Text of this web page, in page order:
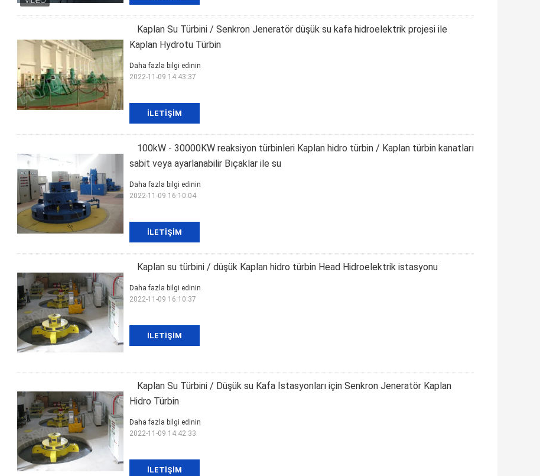
Kaplan Su Türbini / Senkron Jeneratör düşük su kafa hidroelektrik projesi ile
Kaplan Hydrotu Türbin
İLETIŞIM
Daha fazla bilgi edinin
2022-11-09 14:43:37
100kW - 30000KW reaksiyon türbinleri Kaplan hidro türbin / Kaplan türbin kanatları
sabit veya ayarlanabilir Bıçaklar ile su
İLETIŞIM
Daha fazla bilgi edinin
2022-11-09 16:10:04
Kaplan su türbini / düşük Kaplan hidro türbin Head Hidroelektrik istasyonu
İLETIŞIM
Daha fazla bilgi edinin
2022-11-09 16:10:37
Kaplan Su Türbini / Düşük su Kafa İstasyonları için Senkron Jeneratör Kaplan
Hidro Türbin
İLETIŞIM
Daha fazla bilgi edinin
2022-11-09 14:42:33